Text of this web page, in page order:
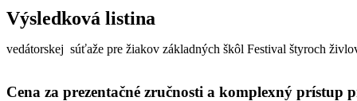
Výsledková listina
vedátorskej súťaže pre žiakov základných škôl Festival štyroch
Cena za prezentačné zručnosti a komplexný prístup